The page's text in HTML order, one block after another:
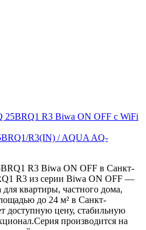
R3(IN) / AQUA AQ-
R3 Biwa ON OFF в Санкт-
R3 из серии Biwa ON OFF —
квартиры, частного дома,
до 24 м² в Санкт-
доступную цену, стабильную
производится на